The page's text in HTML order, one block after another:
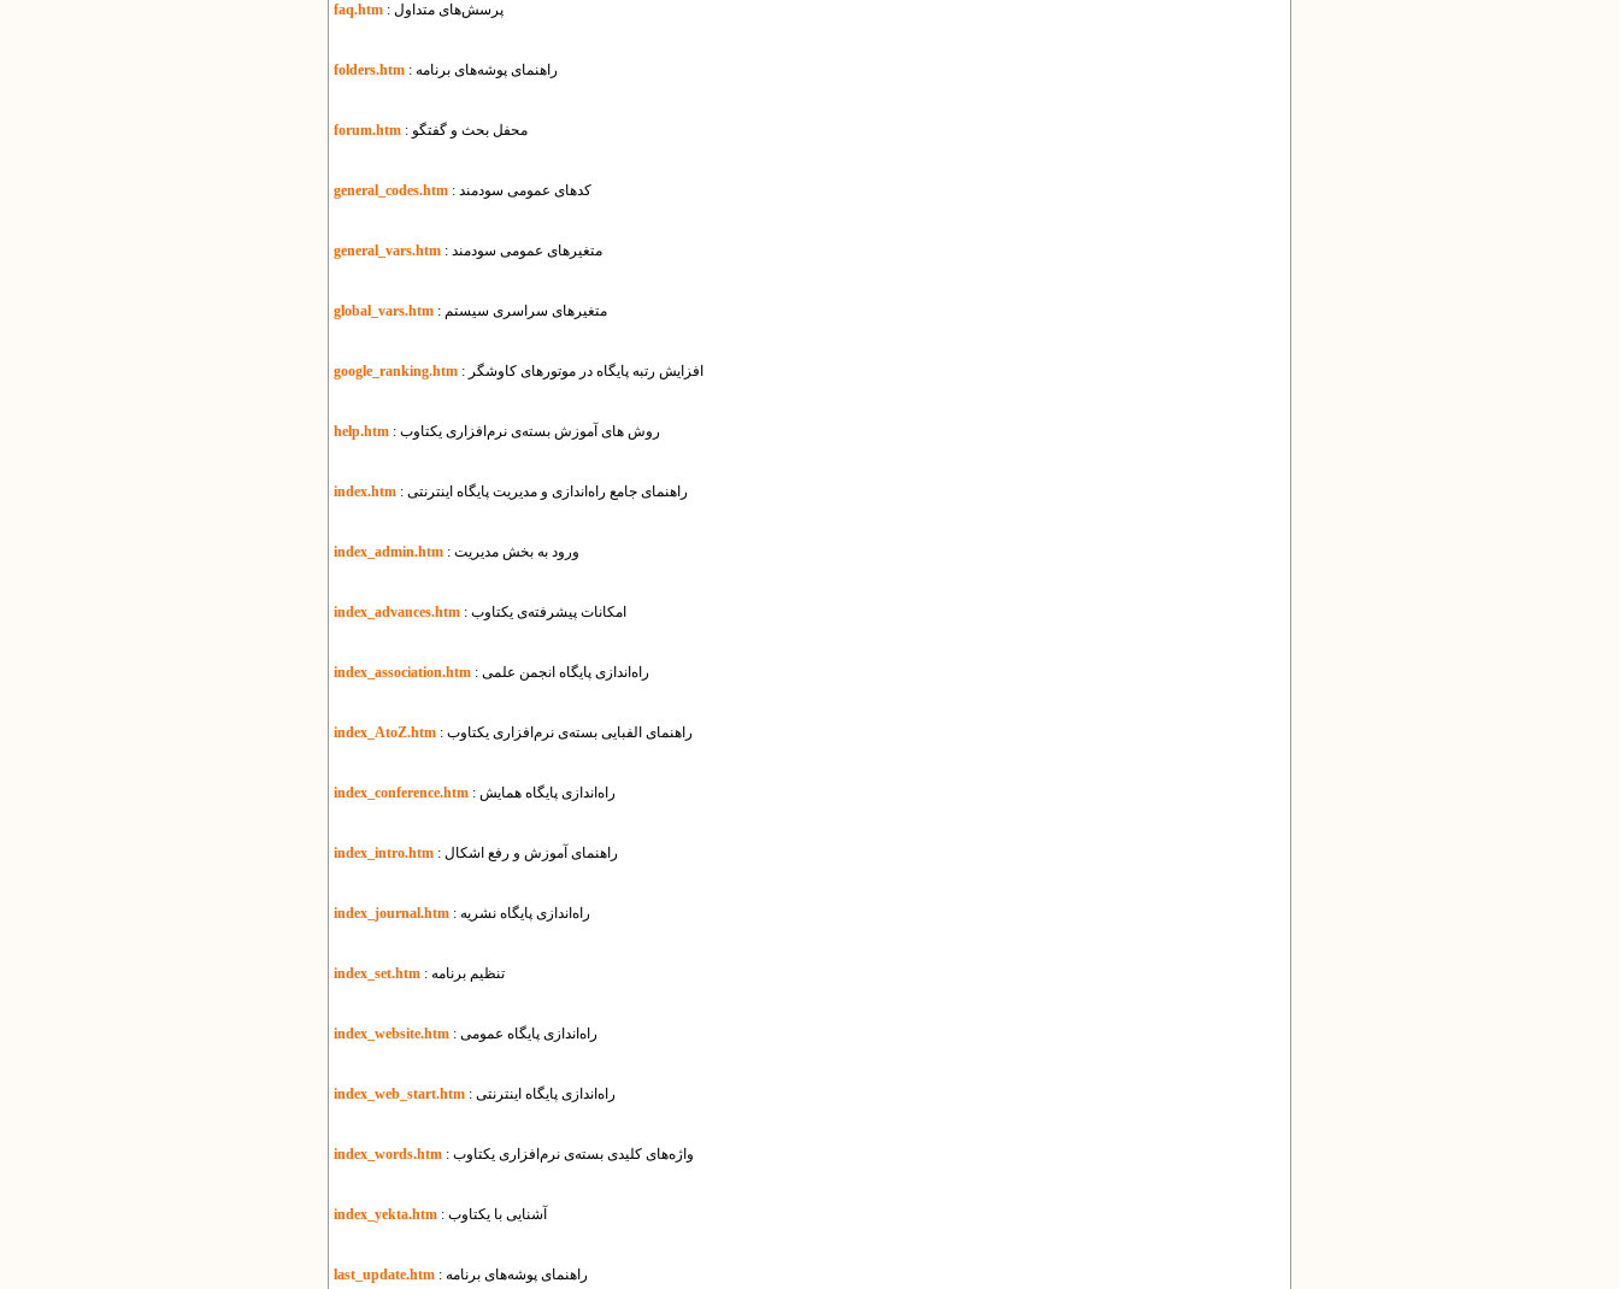
faq.htm : پرسش‌های متداول
folders.htm : راهنمای پوشه‌های برنامه
forum.htm : محفل بحث و گفتگو
general_codes.htm : کدهای عمومی سودمند
general_vars.htm : متغیرهای عمومی سودمند
global_vars.htm : متغیر‌های سراسری سیستم
google_ranking.htm : افزایش رتبه پایگاه در موتورهای کاوشگر
help.htm : روش های آموزش بسته‌ی نرم‌افزاری یکتاوب
index.htm : راهنمای جامع راه‌اندازی و مدیریت پایگاه اینترنتی
index_admin.htm : ورود به بخش مدیریت
index_advances.htm : امکانات پیشرفته‌ی یکتاوب
index_association.htm : راه‌اندازی پایگاه انجمن علمی
index_AtoZ.htm : راهنمای الفبایی بسته‌ی نرم‌افزاری یکتاوب
index_conference.htm : راه‌اندازی پایگاه همایش
index_intro.htm : راهنمای آموزش و رفع اشکال
index_journal.htm : راه‌اندازی پایگاه نشریه
index_set.htm : تنظیم برنامه
index_website.htm : راه‌اندازی پایگاه عمومی
index_web_start.htm : راه‌اندازی پایگاه اینترنتی
index_words.htm : واژه‌های کلیدی بسته‌ی نرم‌افزاری یکتاوب
index_yekta.htm : آشنایی با یکتاوب
last_update.htm : راهنمای پوشه‌های برنامه